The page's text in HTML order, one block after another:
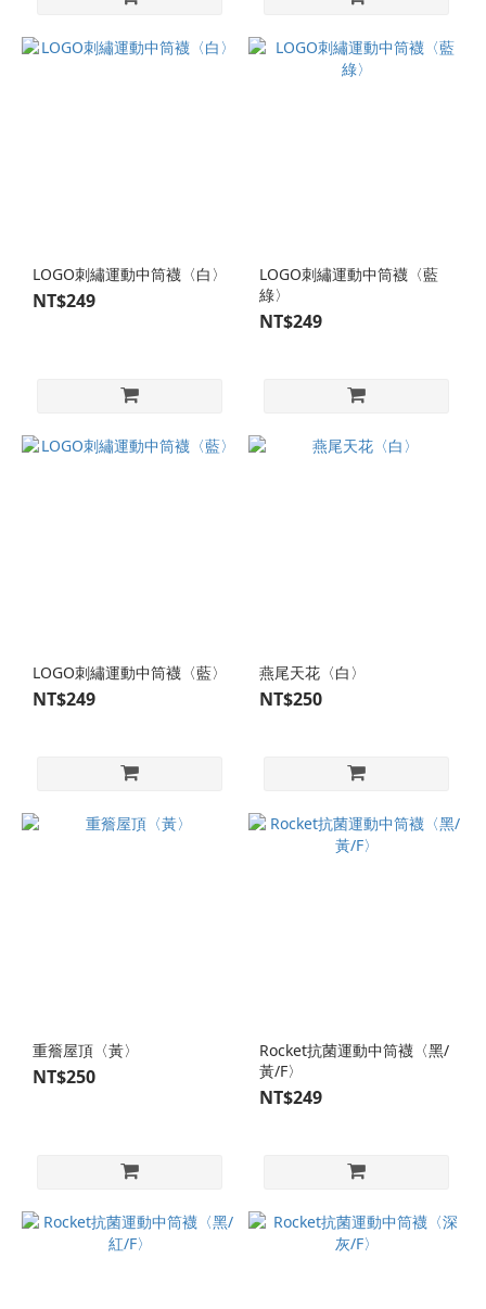
LOGO刺繡運動中筒襪〈白〉
NT$249
LOGO刺繡運動中筒襪〈藍
綠〉
NT$249
LOGO刺繡運動中筒襪〈藍〉
NT$249
燕尾天花〈白〉
NT$250
重簷屋頂〈黃〉
NT$250
Rocket抗菌運動中筒襪〈黑/
黃/F〉
NT$249